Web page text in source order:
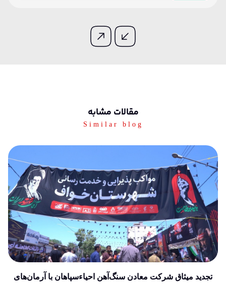
مقالات مشابه
Similar blog
تجدید میثاق شرکت معادن سنگ‌آهن احیاءسپاهان با آرمان‌های